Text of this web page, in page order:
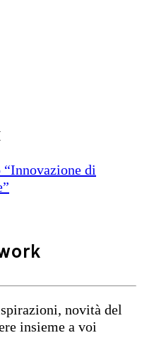
di
novità del
insieme a voi